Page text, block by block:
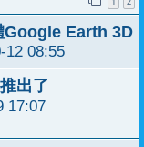
Google Earth 3D
12 08:55
出了
17:07